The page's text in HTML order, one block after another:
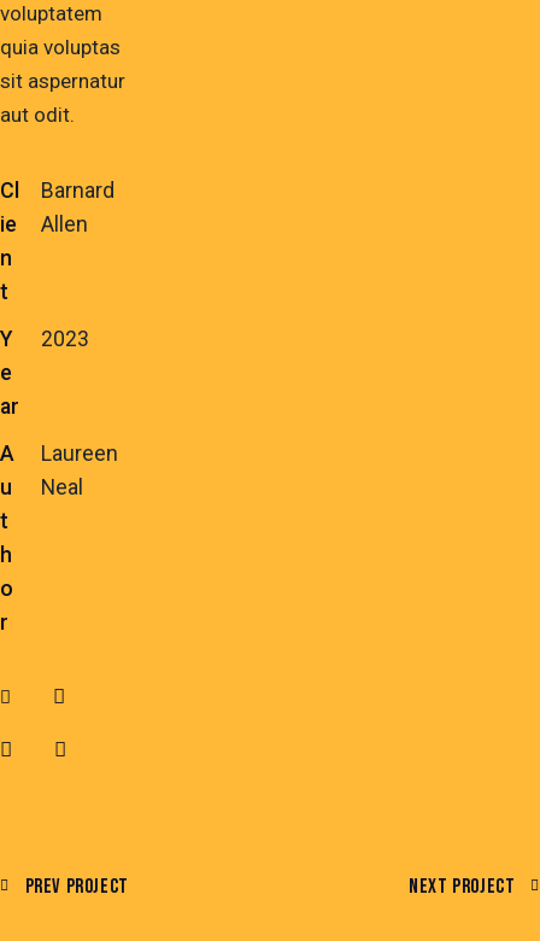
voluptatem
quia voluptas
sit aspernatur
aut odit.
Cl
ie
n
t
Barnard
Allen
Y
e
ar
2023
A
u
t
h
o
r
Laureen
Neal
Prev Project Next Project